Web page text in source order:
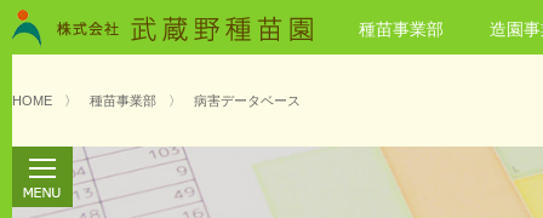
種苗事業部 造園
HOME 〉 種苗事業部 〉 病害データベース